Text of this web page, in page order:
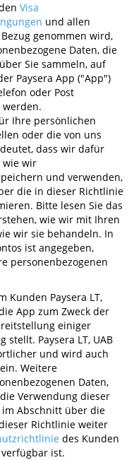
Visa
und allen
genommen wird,
Daten, die
Sie sammeln, auf
Paysera App ("App")
oder Post
Ihre persönlichen
oder die von uns
dass wir dafür
wie wir
und verwenden,
die in dieser Richtlinie
Bitte lesen Sie das
wie wir mit Ihren
wir sie behandeln. In
ist angegeben,
personenbezogenen
Kunden Paysera LT,
App zum Zweck der
einiger
Paysera LT, UAB
und wird auch
Weitere
Daten,
Verwendung dieser
Abschnitt über die
Richtlinie weiter
des Kunden
ist.